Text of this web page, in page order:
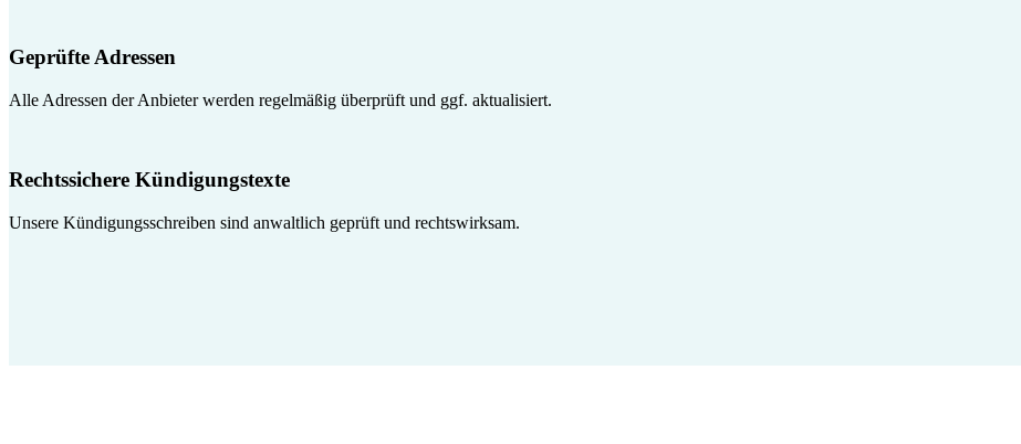
Geprüfte Adressen
Alle Adressen der Anbieter werden regelmäßig überprüft und ggf. aktualisiert.
Rechtssichere Kündigungstexte
Unsere Kündigungsschreiben sind anwaltlich geprüft und rechtswirksam.